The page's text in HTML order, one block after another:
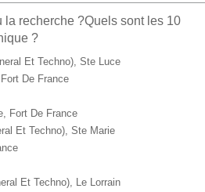
la recherche ?Quels sont les 10
?
Et Techno), Ste Luce
De France
Fort De France
Et Techno), Ste Marie
Et Techno), Le Lorrain